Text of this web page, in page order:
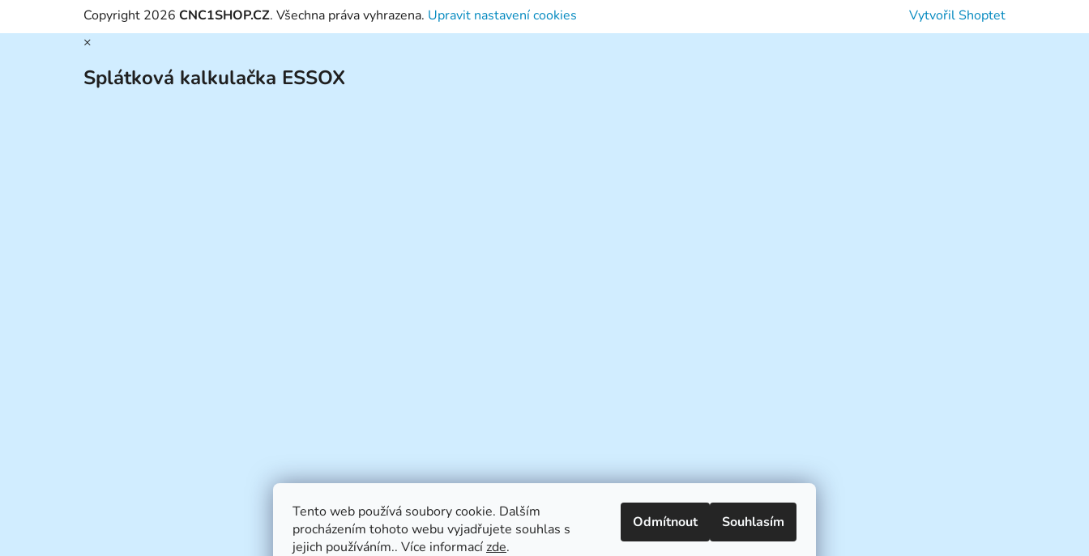
Tento web používá soubory cookie. Dalším
procházením tohoto webu vyjadřujete souhlas s
jejich používáním.. Více informacízde.
Odmítnout Souhlasím
Vytvořil Shoptet
Copyright 2026 CNC1SHOP.CZ. Všechna práva vyhrazena. Upravit nastavení cookies
×
Splátková kalkulačka ESSOX